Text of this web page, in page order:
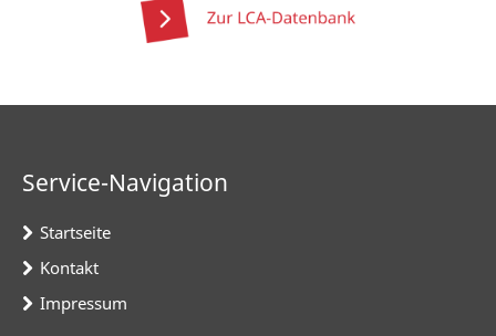
Service-Navigation
Startseite
Kontakt
Impressum